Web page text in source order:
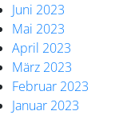
Juni 2023
Mai 2023
April 2023
März 2023
Februar 2023
Januar 2023